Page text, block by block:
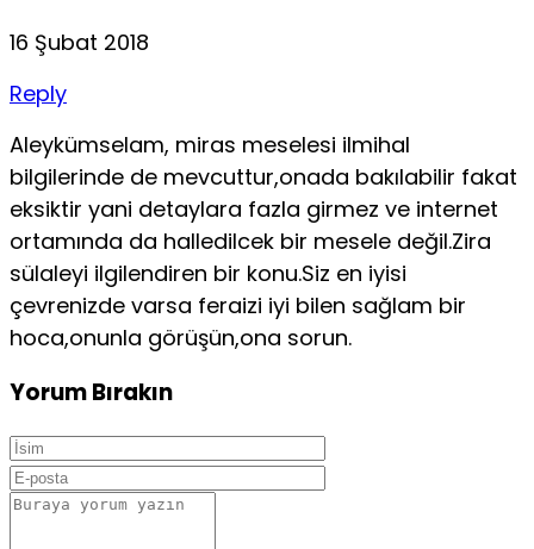
16 Şubat 2018
Reply
Aleykümselam, miras meselesi ilmihal
bilgilerinde de mevcuttur,onada bakılabilir fakat
eksiktir yani detaylara fazla girmez ve internet
ortamında da halledilcek bir mesele değil.Zira
sülaleyi ilgilendiren bir konu.Siz en iyisi
çevrenizde varsa feraizi iyi bilen sağlam bir
hoca,onunla görüşün,ona sorun.
Yorum Bırakın